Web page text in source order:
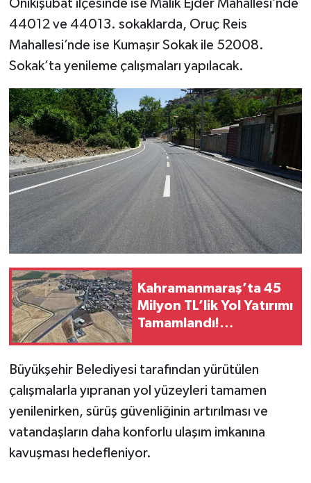
Onikişubat ilçesinde ise Malik Ejder Mahallesi’nde
44012 ve 44013. sokaklarda, Oruç Reis
Mahallesi’nde ise Kumaşır Sokak ile 52008.
Sokak’ta yenileme çalışmaları yapılacak.
Kahramanmaraş’ta 45
Milyon TL’lik Yol Yatırımı
Tamamlandı!
Büyükşehir Belediyesi tarafından yürütülen
çalışmalarla yıpranan yol yüzeyleri tamamen
yenilenirken, sürüş güvenliğinin artırılması ve
vatandaşların daha konforlu ulaşım imkanına
kavuşması hedefleniyor.